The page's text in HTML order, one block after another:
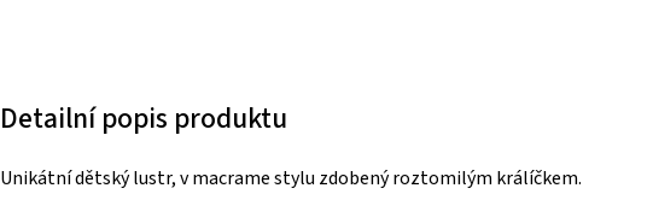
Detailní popis produktu
Unikátní dětský lustr, v macrame stylu zdobený roztomilým králíčkem.